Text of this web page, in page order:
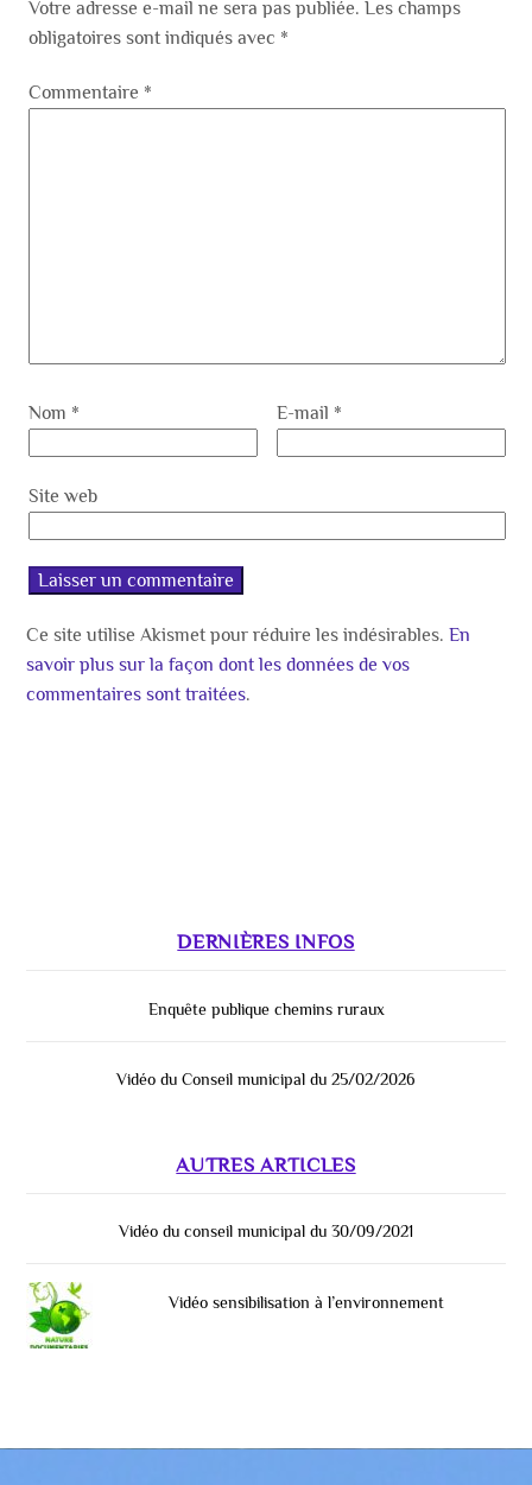
Votre adresse e-mail ne sera pas publiée. Les champs
obligatoires sont indiqués avec *
Commentaire *
Nom * E-mail *
Site web
Ce site utilise Akismet pour réduire les indésirables.En
savoir plus sur la façon dont les données de vos
commentaires sont traitées.
DERNIÈRES INFOS
Enquête publique chemins ruraux
Vidéo du Conseil municipal du 25/02/2026
AUTRES ARTICLES
Vidéo du conseil municipal du 30/09/2021
Vidéo sensibilisation à l’environnement